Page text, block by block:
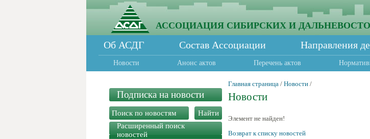
АССОЦИАЦИЯ СИБИРСКИХ И
Об АСДГ Состав Ассоциации Направления
Новости Анонс актов Перечень актов
Подписка на новости
Расширенный поиск
новостей
Главная страница / Новости /
Новости
Элемент не найден!
Возврат к списку новостей